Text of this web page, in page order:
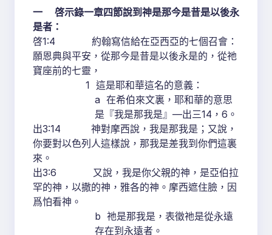
一 啓示錄一章四節說到神是那今是昔是以後永
是者：
啓1:4 約翰寫信給在亞西亞的七個召會：
願恩典與平安，從那今是昔是以後永是的，從祂
寶座前的七靈，
1 這是耶和華這名的意義：
a 在希伯來文裏，耶和華的意思
是『我是那我是』—出三14，6。
出3:14 神對摩西說，我是那我是；又說，
你要對以色列人這樣說，那我是差我到你們這裏
來。
出3:6 又說，我是你父親的神，是亞伯拉
罕的神，以撒的神，雅各的神。摩西遮住臉，因
爲怕看神。
b 祂是那我是，表徵祂是從永遠
存在到永遠者。